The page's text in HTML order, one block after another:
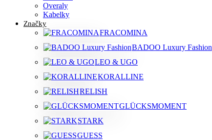
Overaly
Kabelky
Značky
FRACOMINA
BADOO Luxury Fashion
LEO & UGO
KORALLINE
RELISH
GLÜCKSMOMENT
STARK
GUESS